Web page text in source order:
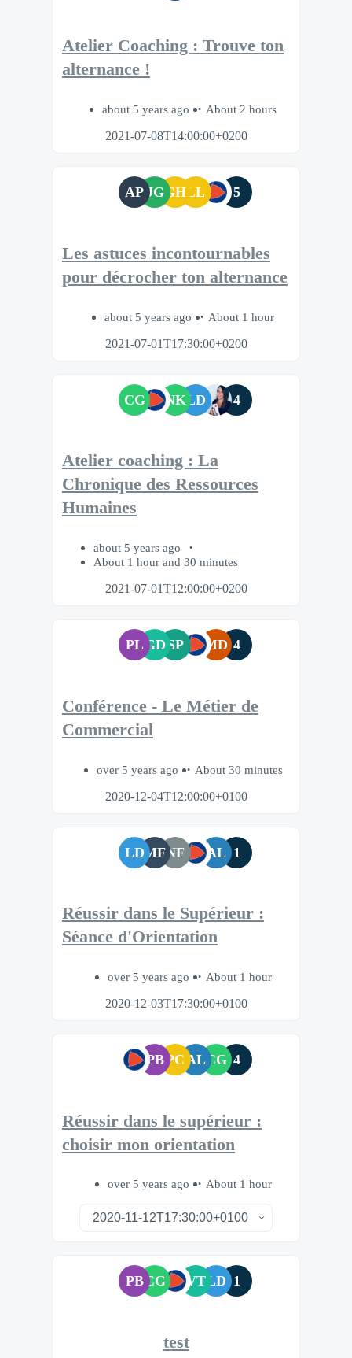
Atelier Coaching : Trouve ton
alternance !
about 5 years ago
About 2 hours
2021-07-08T14:00:00+0200
AP JG GH LL 5
Les astuces incontournables
pour décrocher ton alternance
about 5 years ago
About 1 hour
2021-07-01T17:30:00+0200
CG NK LD 4
Atelier coaching : La
Chronique des Ressources
Humaines
about 5 years ago
About 1 hour and 30 minutes
2021-07-01T12:00:00+0200
PL GD SP MD 4
Conférence - Le Métier de
Commercial
over 5 years ago
About 30 minutes
2020-12-04T12:00:00+0100
LD MF NF AL 1
Réussir dans le Supérieur :
Séance d'Orientation
over 5 years ago
About 1 hour
2020-12-03T17:30:00+0100
PB PC ALCG 4
Réussir dans le supérieur :
choisir mon orientation
over 5 years ago About 1 hour
PB CG VT LD 1
test